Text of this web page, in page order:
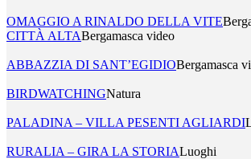
OMAGGIO A RINALDO DELLA VITE
CITTÀ ALTABergamasca video
ABBAZZIA DI SANT’EGIDIOBergamasca
BIRDWATCHINGNatura
PALADINA – VILLA PESENTI AGLIARDI
RURALIA – GIRA LA STORIALuoghi